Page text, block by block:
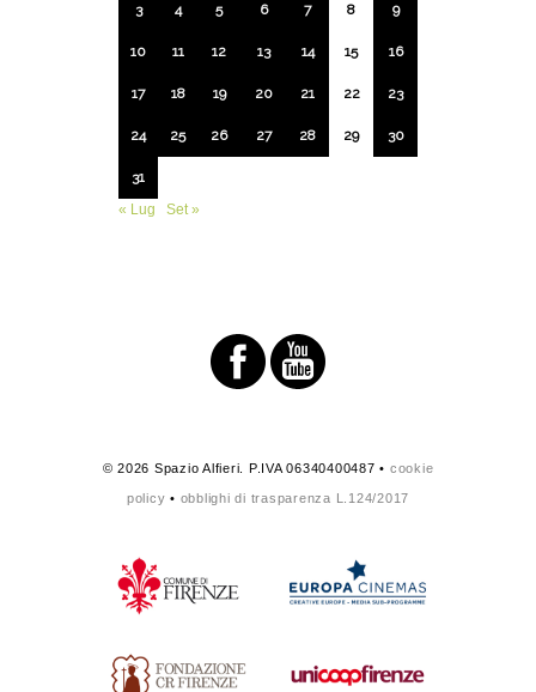
3 4 5 6 7 8 9
10 11 12 13 14 15 16
17 18 19 20 21 22 23
24 25 26 27 28 29 30
31
« Lug
Set »
© 2026 Spazio Alfieri. P.IVA 06340400487 • cookie
policy • obblighi di trasparenza L.124/2017